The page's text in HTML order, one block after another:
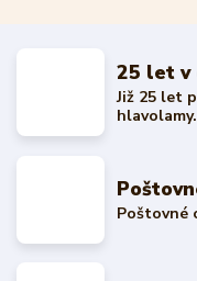
25 let v
Již 25 let
hlavolamy.
Poštovné